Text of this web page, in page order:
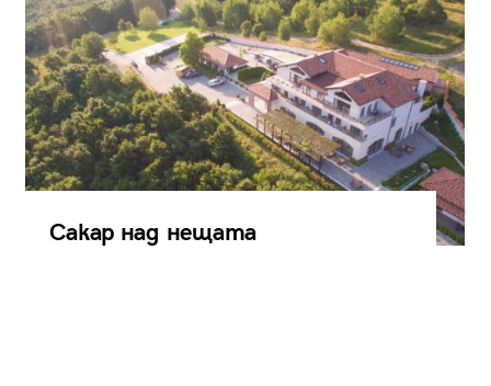
Сакар над нещата